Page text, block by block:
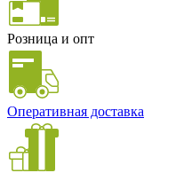
Розница и опт
Оперативная доставка